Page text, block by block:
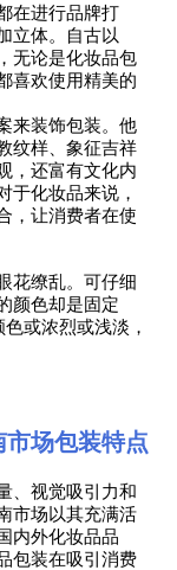
在进行品牌打
立体。自古以
无论是化妆品包
喜欢使用精美的
来装饰包装。他
纹样、象征吉祥
，还富有文化内
于化妆品来说，
，让消费者在使
花缭乱。可仔细
颜色却是固定
或浓烈或浅淡，
市场包装特点
、视觉吸引力和
市场以其充满活
内外化妆品品
包装在吸引消费